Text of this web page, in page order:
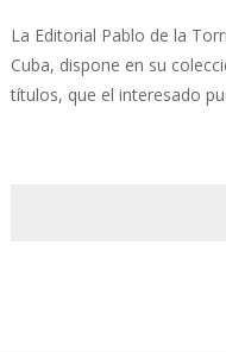
La Editorial Pablo de la
Cuba, dispone en su
títulos, que el interesado